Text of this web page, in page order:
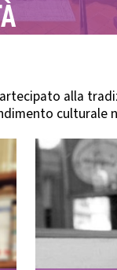
alla
culturale